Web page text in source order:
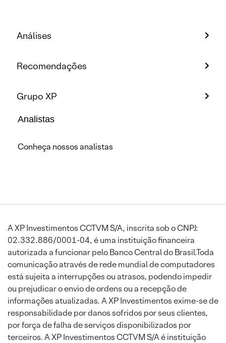
Análises
Recomendações
Grupo XP
Analistas
Conheça nossos analistas
A XP Investimentos CCTVM S/A, inscrita sob o CNPJ:
02.332.886/0001-04, é uma instituição financeira
autorizada a funcionar pelo Banco Central do Brasil.Toda
comunicação através de rede mundial de computadores
está sujeita a interrupções ou atrasos, podendo impedir
ou prejudicar o envio de ordens ou a recepção de
informações atualizadas. A XP Investimentos exime-se de
responsabilidade por danos sofridos por seus clientes,
por força de falha de serviços disponibilizados por
terceiros. A XP Investimentos CCTVM S/A é instituição